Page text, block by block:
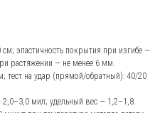
эластичность покрытия при изгибе —
растяжении — не менее 6 мм.
тест на удар (прямой/обратный): 40/20
2,0–3,0 мил; удельный вес — 1,2–1,8.